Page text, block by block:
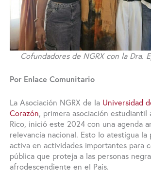
Cofundadores de NGRX con la Dra.
Por Enlace Comunitario
La Asociación NGRX de la Universidad
Corazón, primera asociación
Rico, inició este 2024 con una agenda
relevancia nacional. Esto lo atestigua la
activa en actividades importantes para
pública que proteja a las personas
afrodescendiente en el País.